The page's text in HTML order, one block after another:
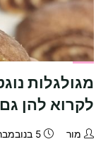
מגולגלות
לקרוא להן
מור 5 בנובמבר 2023